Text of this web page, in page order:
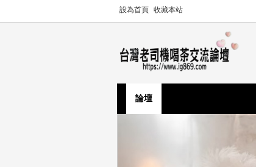
設為首頁 收藏本站
論壇